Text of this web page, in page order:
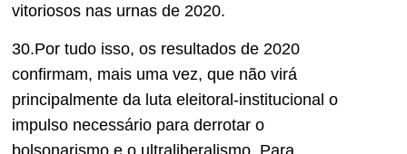
vitoriosos nas urnas de 2020.
30.Por tudo isso, os resultados de 2020
confirmam, mais uma vez, que não virá
principalmente da luta eleitoral-institucional o
impulso necessário para derrotar o
bolsonarismo e o ultraliberalismo. Para